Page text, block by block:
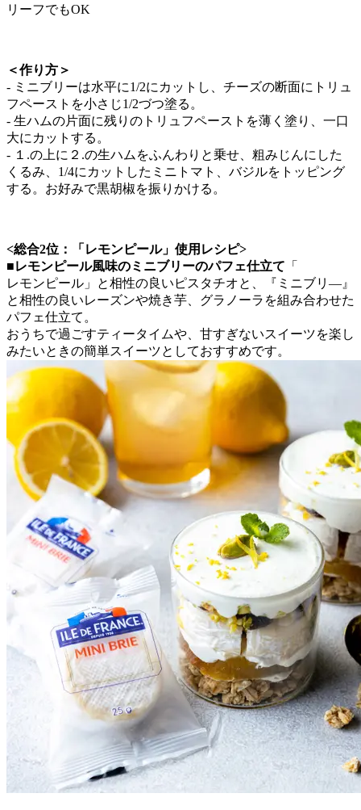
リーフでもOK
＜作り方＞
- ミニブリーは水平に1/2にカットし、チーズの断面にトリュ
フペーストを小さじ1/2づつ塗る。
- 生ハムの片面に残りのトリュフペーストを薄く塗り、一口
大にカットする。
- １.の上に２.の生ハムをふんわりと乗せ、粗みじんにした
くるみ、1/4にカットしたミニトマト、バジルをトッピング
する。お好みで黒胡椒を振りかける。
<総合2位：「レモンピール」使用レシピ>
■レモンピール風味のミニブリーのパフェ仕立て 「
レモンピール」と相性の良いピスタチオと、『ミニブリ―』
と相性の良いレーズンや焼き芋、グラノーラを組み合わせた
パフェ仕立て。
おうちで過ごすティータイムや、甘すぎないスイーツを楽し
みたいときの簡単スイーツとしておすすめです。